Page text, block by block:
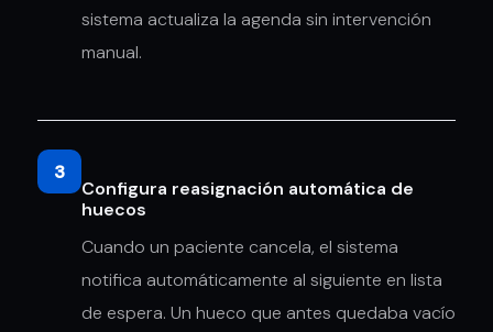
sistema actualiza la agenda sin intervención
manual.
3
Configura reasignación automática de
huecos
Cuando un paciente cancela, el sistema
notifica automáticamente al siguiente en lista
de espera. Un hueco que antes quedaba vacío